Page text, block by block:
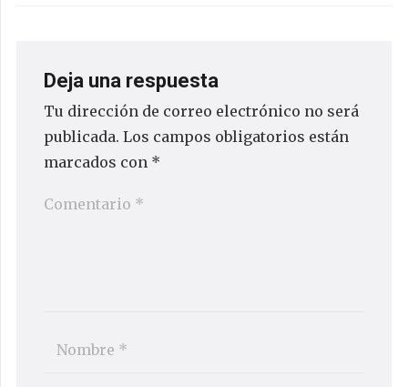
Deja una respuesta
Tu dirección de correo electrónico no será
publicada. Los campos obligatorios están
marcados con *